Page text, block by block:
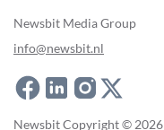
Newsbit Media Group
info@newsbit.nl
Newsbit Copyright © 2026